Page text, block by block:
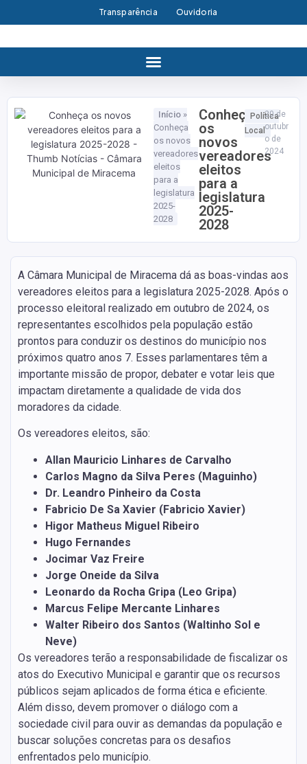
Transparência Ouvidoria
Início »
Conheça
os novos
vereadores
eleitos
para a
legislatura
2025-
2028
Conheça
os
novos
vereadores
eleitos
para a
legislatura
2025-
2028
Política
Local
20 de
outubr
o de
2024
A Câmara Municipal de Miracema dá as boas-vindas aos
vereadores eleitos para a legislatura 2025-2028. Após o
processo eleitoral realizado em outubro de 2024, os
representantes escolhidos pela população estão
prontos para conduzir os destinos do município nos
próximos quatro anos 7. Esses parlamentares têm a
importante missão de propor, debater e votar leis que
impactam diretamente a qualidade de vida dos
moradores da cidade.
Os vereadores eleitos, são:
Allan Mauricio Linhares de Carvalho
Carlos Magno da Silva Peres (Maguinho)
Dr. Leandro Pinheiro da Costa
Fabricio De Sa Xavier (Fabricio Xavier)
Higor Matheus Miguel Ribeiro
Hugo Fernandes
Jocimar Vaz Freire
Jorge Oneide da Silva
Leonardo da Rocha Gripa (Leo Gripa)
Marcus Felipe Mercante Linhares
Walter Ribeiro dos Santos (Waltinho Sol e
Neve)
Os vereadores terão a responsabilidade de fiscalizar os
atos do Executivo Municipal e garantir que os recursos
públicos sejam aplicados de forma ética e eficiente.
Além disso, devem promover o diálogo com a
sociedade civil para ouvir as demandas da população e
buscar soluções concretas para os desafios
enfrentados pelo município.